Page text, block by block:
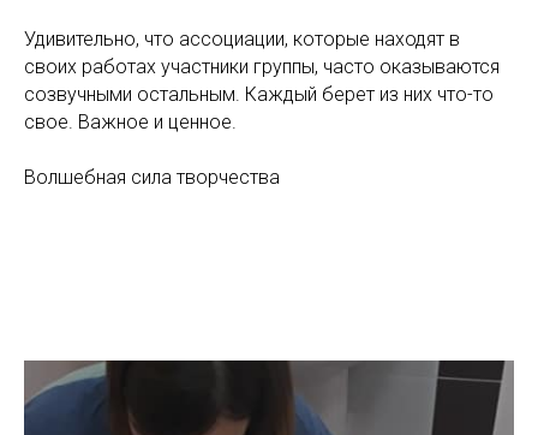
Удивительно, что ассоциации, которые находят в
своих работах участники группы, часто оказываются
созвучными остальным. Каждый берет из них что-то
свое. Важное и ценное.
Волшебная сила творчества